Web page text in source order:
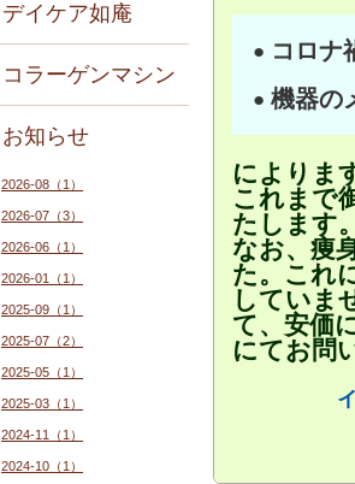
● コロナ
● 機器の
によりま
これまで
たします
なお、痩
た。これ
していま
て、安価
にてお問
デイケア如庵
コラーゲンマシン
お知らせ
2026-08（1）
2026-07（3）
2026-06（1）
2026-01（1）
2025-09（1）
2025-07（2）
2025-05（1）
2025-03（1）
2024-11（1）
2024-10（1）